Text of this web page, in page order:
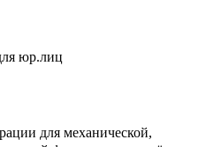
юр.лиц
для механической,